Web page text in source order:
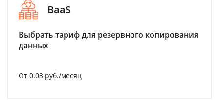
BaaS
Выбрать тариф для резервного копирования
данных
От 0.03 руб./месяц